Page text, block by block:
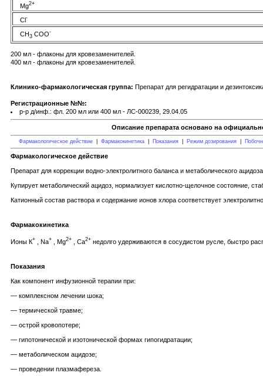
Mg2+
Cl-
CH3 COO-
200 мл - флаконы для кровезаменителей.
400 мл - флаконы для кровезаменителей.
Клинико-фармакологическая группа: Препарат для регидратации и
Регистрационные №№:
р-р д/инф.: фл. 200 мл или 400 мл - ЛС-000239, 29.04.05
Описание препарата основано на
Фармакологическое действие| Фармакокинетика| Показания| Режим дозирования|
Фармакологическое действие
Препарат для коррекции водно-электролитного баланса и метаболического
Купирует метаболический ацидоз, нормализует кислотно-щелочное состояние,
Катионный состав раствора и содержание ионов хлора соответствует
Фармакокинетика
Ионы К+ , Na+ , Mg2+ , Ca2+ недолго удерживаются в сосудистом русле, быстро
Показания
Как компонент инфузионной терапии при:
— комплексном лечении шока;
— термической травме;
— острой кровопотере;
— гипотонической и изотонической формах гипогидратации;
— метаболическом ацидозе;
— проведении плазмафереза.